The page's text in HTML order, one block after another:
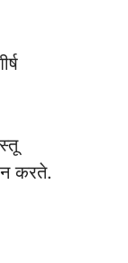
करते.